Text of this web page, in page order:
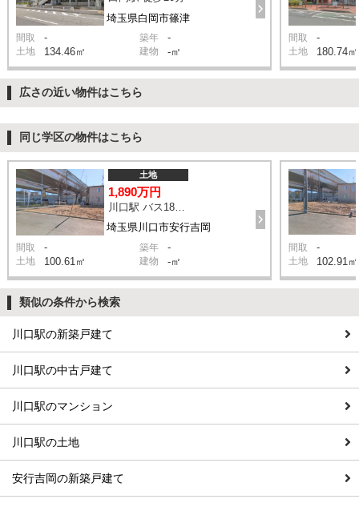
埼玉県白岡市篠津
間取 - 築年 -
土地 134.46㎡ 建物 -㎡
間取 -
土地 180.74㎡
広さの近い物件はこちら
同じ学区の物件はこちら
埼玉県川口市安行吉岡
土地
1,890万円
間取 - 築年 -
土地 100.61㎡ 建物 -㎡
間取 -
土地 102.91㎡
類似の条件から検索
川口駅の新築戸建て
川口駅の中古戸建て
川口駅のマンション
川口駅の土地
安行吉岡の新築戸建て